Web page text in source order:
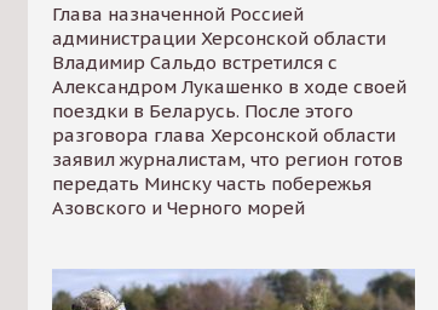
Глава назначенной Россией
администрации Херсонской области
Владимир Сальдо встретился с
Александром Лукашенко в ходе своей
поездки в Беларусь. После этого
разговора глава Херсонской области
заявил журналистам, что регион готов
передать Минску часть побережья
Азовского и Черного морей